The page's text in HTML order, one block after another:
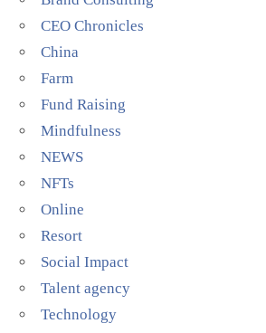
CEO Chronicles
China
Farm
Fund Raising
Mindfulness
NEWS
NFTs
Online
Resort
Social Impact
Talent agency
Technology